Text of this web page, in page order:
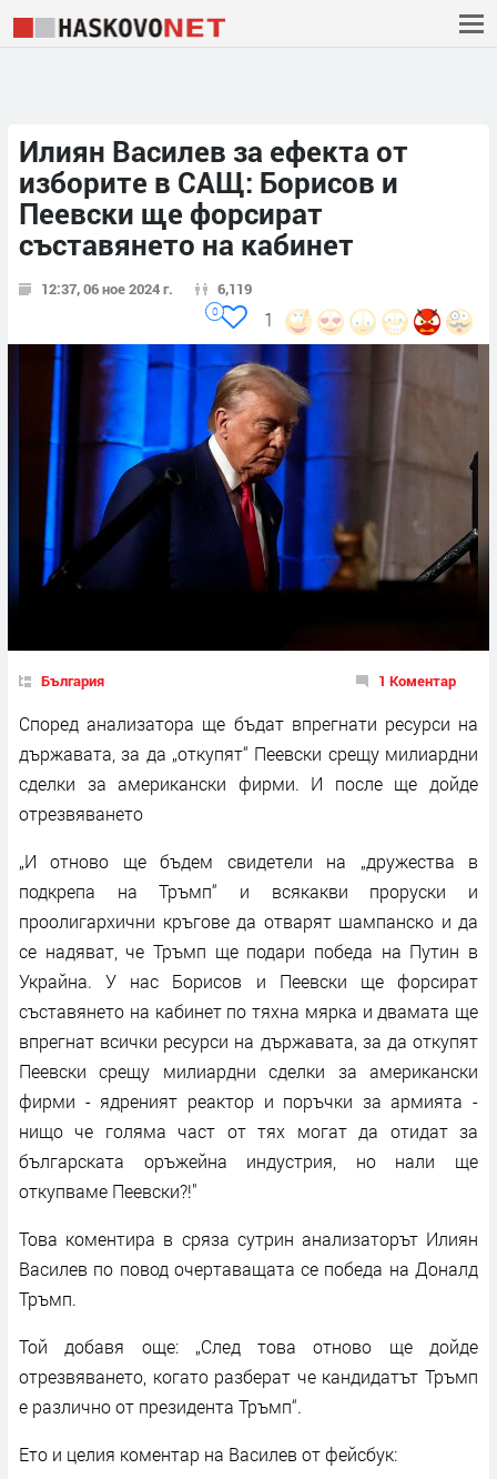
Илиян Василев за ефекта от
изборите в САЩ: Борисов и
Пеевски ще форсират
съставянето на кабинет
12:37, 06 ное 2024 г. 6,119
1
0
България 1 Коментар
Според анализатора ще бъдат впрегнати ресурси на
държавата, за да „откупят“ Пеевски срещу милиардни
сделки за американски фирми. И после ще дойде
отрезвяването
„И отново ще бъдем свидетели на „дружества в
подкрепа на Тръмп“ и всякакви проруски и
проолигархични кръгове да отварят шампанско и да
се надяват, че Тръмп ще подари победа на Путин в
Украйна. У нас Борисов и Пеевски ще форсират
съставянето на кабинет по тяхна мярка и двамата ще
впрегнат всички ресурси на държавата, за да откупят
Пеевски срещу милиардни сделки за американски
фирми - ядреният реактор и поръчки за армията -
нищо че голяма част от тях могат да отидат за
българската оръжейна индустрия, но нали ще
откупваме Пеевски?!"
Това коментира в сряза сутрин анализаторът Илиян
Василев по повод очертаващата се победа на Доналд
Тръмп.
Той добавя още: „След това отново ще дойде
отрезвяването, когато разберат че кандидатът Тръмп
е различно от президента Тръмп“.
Ето и целия коментар на Василев от фейсбук: